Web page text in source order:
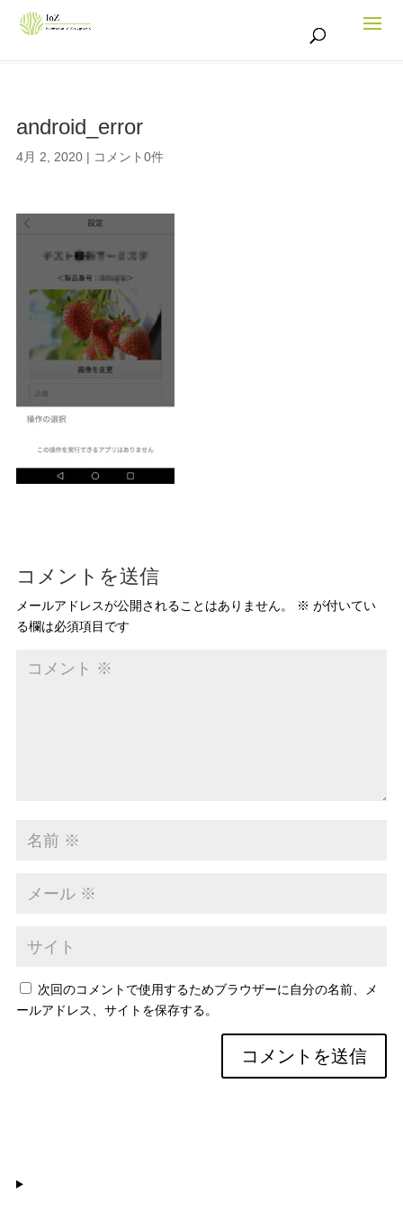
android_error
4月 2, 2020| コメント0件
コメントを送信
メールアドレスが公開されることはありません。 ※ が付いてい
る欄は必須項目です
次回のコメントで使用するためブラウザーに自分の名前、メ
ールアドレス、サイトを保存する。